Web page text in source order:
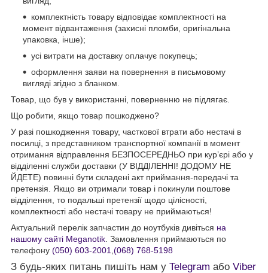
комплектність товару відповідає комплектності на
момент відвантаження (захисні пломби, оригінальна
упаковка, інше);
усі витрати на доставку оплачує покупець;
оформлення заяви на повернення в письмовому
вигляді згідно з бланком.
Товар, що був у використанні, поверненню не підлягає.
Що робити, якщо товар пошкоджено?
У разі пошкодження товару, часткової втрати або нестачі в
посилці, з представником транспортної компанії в момент
отримання відправлення БЕЗПОСЕРЕДНЬО при кур’єрі або у
відділенні служби доставки (У ВІДДІЛЕННІ! ДОДОМУ НЕ
ЙДЕТЕ) повинні бути складені акт приймання-передачі та
претензія. Якщо ви отримали товар і покинули поштове
відділення, то подальші претензії щодо цілісності,
комплектності або нестачі товару не приймаються!
Актуальний перелік запчастин до ноутбуків дивіться на
нашому сайті Meganotik . Замовлення приймаються по
телефону (050) 603-2001 (068) 768-5198
З будь-яких питань пишіть нам у Telegram або Viber